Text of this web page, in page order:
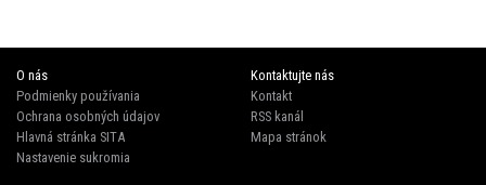
O nás
Podmienky používania
Ochrana osobných údajov
Hlavná stránka SITA
Nastavenie sukromia
Kontaktujte nás
Kontakt
RSS kanál
Mapa stránok